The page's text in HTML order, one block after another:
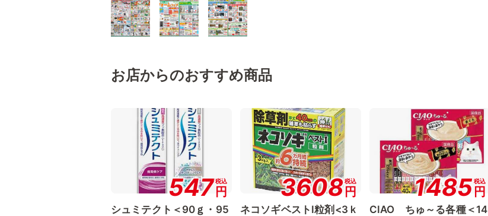
お店からのおすすめ商品
547税込
円
シュミテクト＜90ｇ・95
3608税込
円
ネコソギベストⅠ粒剤<3ｋ
1485税込
円
CIAO ちゅ～る各種＜14